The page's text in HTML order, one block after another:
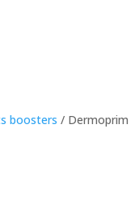
boosters / Dermoprim